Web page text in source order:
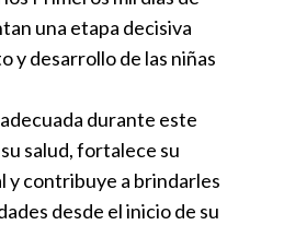
una etapa decisiva
y desarrollo de las niñas
durante este
salud, fortalece su
y contribuye a brindarles
desde el inicio de su